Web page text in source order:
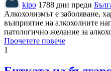
kipo 1788 дни преди
Алкохолизмът е заболяване,
възприятие на алкохолните
патологично желание за
Прочетете повече
1